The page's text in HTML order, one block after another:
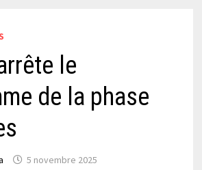
le
de la phase
5 novembre 2025